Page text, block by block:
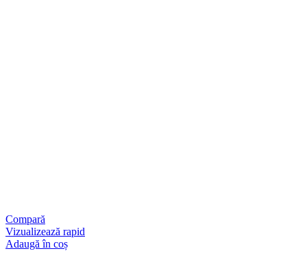
Compară
Vizualizează rapid
Adaugă în coș